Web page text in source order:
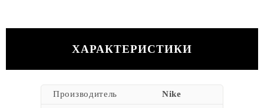
ХАРАКТЕРИСТИКИ
Производитель Nike